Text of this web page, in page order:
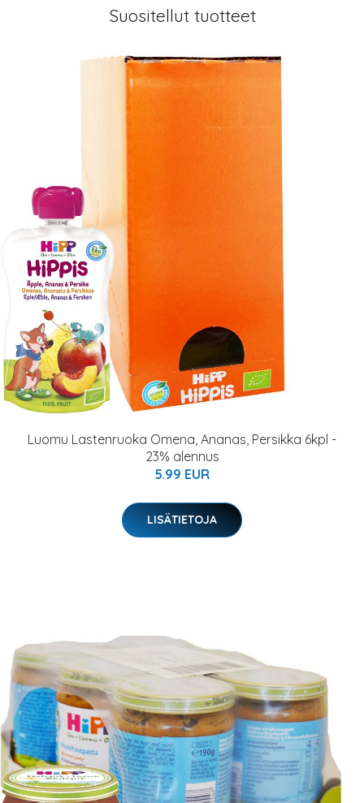
Suositellut tuotteet
Luomu Lastenruoka Omena, Ananas, Persikka 6kpl -
23% alennus
5.99 EUR
LISÄTIETOJA